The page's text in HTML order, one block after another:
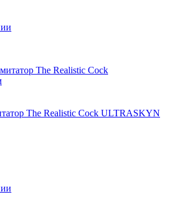
The Realistic Cock ULTRASKYN